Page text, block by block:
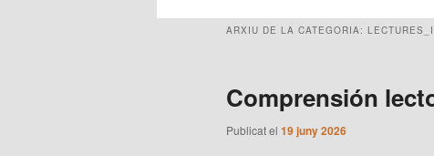
contingut
contingut
ARXIU DE LA CATEGORIA:
Comprensión
Publicat el 19 juny 2026